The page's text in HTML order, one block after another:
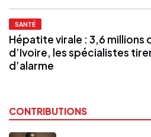
SANTÉ
Hépatite virale : 3,6 millions
d’Ivoire, les spécialistes
d’alarme
CONTRIBUTIONS